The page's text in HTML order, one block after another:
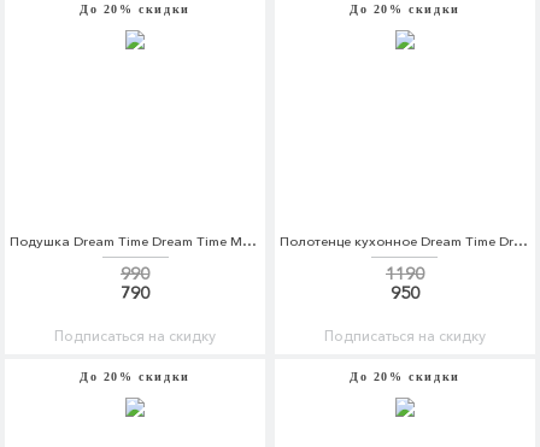
До 20% скидки
Подушка Dream Time Dream Time MP002XU0DWQJ
990
790
Подписаться на скидку
До 20% скидки
Полотенце кухонное Dream Time Dream Time MP002XU0E26F
1190
950
Подписаться на скидку
До 20% скидки До 20% скидки